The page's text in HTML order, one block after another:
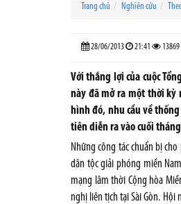
Trang chủ Nghiên cứu
28/06/2013 21:41 13869
Với thắng lợi của cuộc
này đã mở ra một thời kỳ
hình đó, nhu cầu về
tiên diễn ra vào cuối
Những công tác chuẩn bị
dân tộc giải phóng miền
mạng lâm thời Cộng hòa
nghị liên tịch tại Sài Gòn.